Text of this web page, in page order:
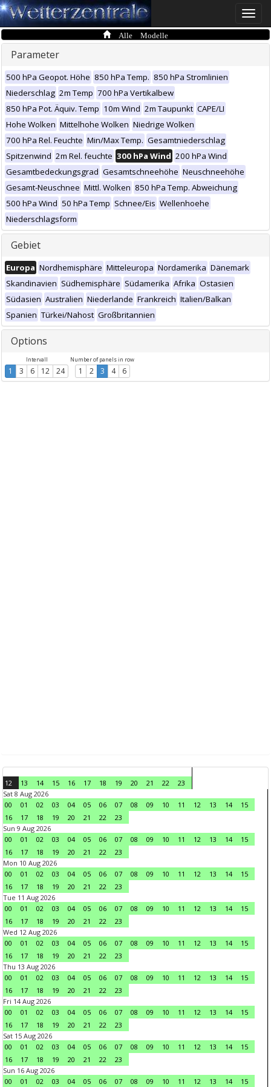
Toggle
Alle Modelle
Parameter
500 hPa Geopot. Höhe 850 hPa Temp. 850 hPa Stromlinien
Niederschlag 2m Temp 700 hPa Vertikalbew
850 hPa Pot. Äquiv. Temp 10m Wind 2m Taupunkt CAPE/LI
Hohe Wolken Mittelhohe Wolken Niedrige Wolken
700 hPa Rel. Feuchte Min/Max Temp. Gesamtniederschlag
Spitzenwind 2m Rel. feuchte 300 hPa Wind 200 hPa Wind
Gesamtbedeckungsgrad Gesamtschneehöhe Neuschneehöhe
Gesamt-Neuschnee Mittl. Wolken 850 hPa Temp. Abweichung
500 hPa Wind 50 hPa Temp Schnee/Eis Wellenhoehe
Niederschlagsform
Gebiet
Europa Nordhemisphäre Mitteleuropa Nordamerika Dänemark
Skandinavien Südhemisphäre Südamerika Afrika Ostasien
Südasien Australien Niederlande Frankreich Italien/Balkan
Spanien Türkei/Nahost Großbritannien
Options
Intervall
1 3 6 12 24
Number of panels in row
1 2 3 4 6
12 13 14 15 16 17 18 19 20 21 22
23
Sat 8 Aug 2026
00
01 02 03 04 05 06 07 08 09 10 11 12 13 14
15
16
17 18 19 20 21 22
23
Sun 9 Aug 2026
00
01 02 03 04 05 06 07 08 09 10 11 12 13 14
15
16
17 18 19 20 21 22
23
Mon 10 Aug 2026
00
01 02 03 04 05 06 07 08 09 10 11 12 13 14
15
16
17 18 19 20 21 22
23
Tue 11 Aug 2026
00
01 02 03 04 05 06 07 08 09 10 11 12 13 14
15
16
17 18 19 20 21 22
23
Wed 12 Aug 2026
00
01 02 03 04 05 06 07 08 09 10 11 12 13 14
15
16
17 18 19 20 21 22
23
Thu 13 Aug 2026
00
01 02 03 04 05 06 07 08 09 10 11 12 13 14
15
16
17 18 19 20 21 22
23
Fri 14 Aug 2026
00
01 02 03 04 05 06 07 08 09 10 11 12 13 14
15
16
17 18 19 20 21 22
23
Sat 15 Aug 2026
00
01 02 03 04 05 06 07 08 09 10 11 12 13 14
15
16
17 18 19 20 21 22
23
Sun 16 Aug 2026
00
01 02 03 04 05 06 07 08 09 10 11 12 13 14 15